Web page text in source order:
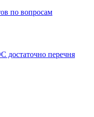
по вопросам
достаточно перечня